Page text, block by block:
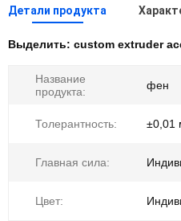
Детали продукта
Выделить: custom extruder
Название
продукта:
фен
Толерантность: ±0,01
Главная сила:
Цвет: